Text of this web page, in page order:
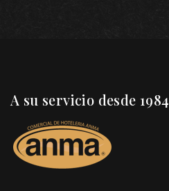
A su servicio desde 1984